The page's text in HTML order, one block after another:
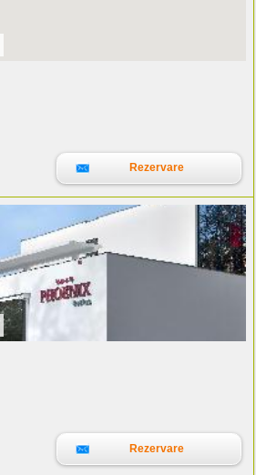
Rezervare
Rezervare